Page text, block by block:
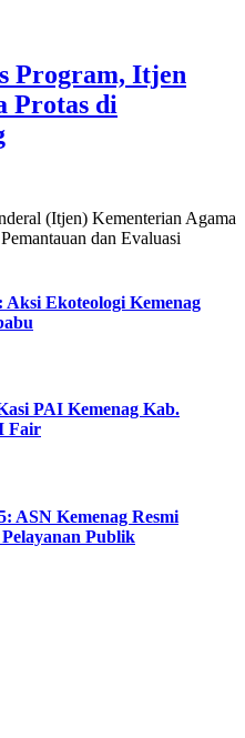
Program, Itjen
Protas di
(Itjen) Kementerian Agama
dan Evaluasi
Ekoteologi Kemenag
PAI Kemenag Kab.
Fair
ASN Kemenag Resmi
Publik